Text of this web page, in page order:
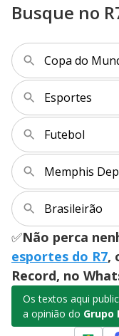
Busque no
Copa do
Esportes
Futebol
Memphis
Brasileirão
✅Não perca
esportes do R7,
Record, no
Os textos aqui
a opinião do Grupo